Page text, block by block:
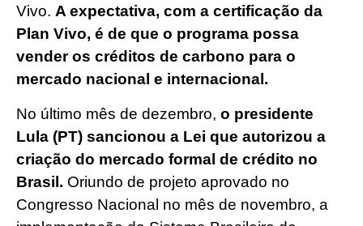
Vivo. A expectativa, com a certificação da
Plan Vivo, é de que o programa possa
vender os créditos de carbono para o
mercado nacional e internacional.
No último mês de dezembro, o presidente
Lula (PT) sancionou a Lei que autorizou a
criação do mercado formal de crédito no
Brasil. Oriundo de projeto aprovado no
Congresso Nacional no mês de novembro, a